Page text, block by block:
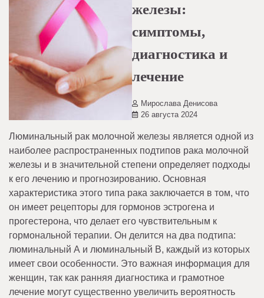
железы:
симптомы,
диагностика и
лечение
Мирослава Денисова
26 августа 2024
Люминальный рак молочной железы является одной из
наиболее распространенных подтипов рака молочной
железы и в значительной степени определяет подходы
к его лечению и прогнозированию. Основная
характеристика этого типа рака заключается в том, что
он имеет рецепторы для гормонов эстрогена и
прогестерона, что делает его чувствительным к
гормональной терапии. Он делится на два подтипа:
люминальный А и люминальный B, каждый из которых
имеет свои особенности. Это важная информация для
женщин, так как ранняя диагностика и грамотное
лечение могут существенно увеличить вероятность